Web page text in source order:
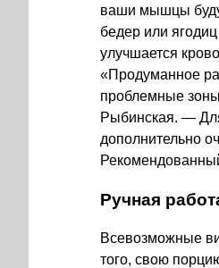
ваши мышцы
бедер или
улучшается
«Продуманное
проблемные
Рыбинская. —
дополнительно
Ручная
Всевозможные
того, свою